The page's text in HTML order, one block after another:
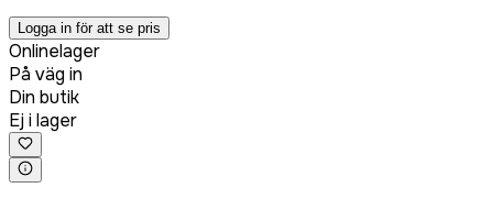
Logga in för att se pris
Onlinelager
På väg in
Din butik
Ej i lager